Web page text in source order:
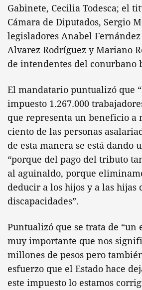
Gabinete, Cecilia Todesca; el
Cámara de Diputados, Sergio
legisladores Anabel
Alvarez Rodríguez y Mariano
de intendentes del conurbano
El mandatario puntualizó que
impuesto 1.267.000
que representa un beneficio a
ciento de las personas
de esta manera se está dando
“porque del pago del tributo
al aguinaldo, porque
deducir a los hijos y a las hijas
discapacidades”.
Puntualizó que se trata de “un
muy importante que nos
millones de pesos pero
esfuerzo que el Estado hace
este impuesto lo estamos